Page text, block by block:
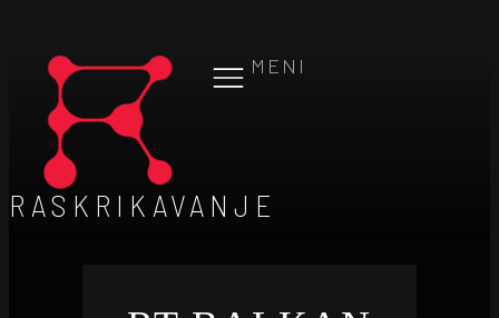
MENI
RASKRIKAVANJE